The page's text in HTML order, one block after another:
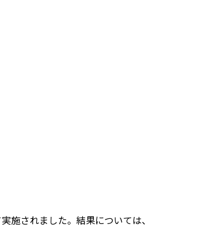
施されました。結果については、